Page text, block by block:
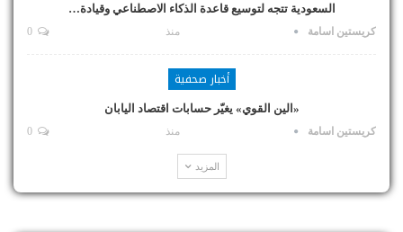
السعودية تتجه لتوسيع قاعدة الذكاء الاصطناعي وقيادة…
كريستين اسامة منذ
أخبار صحفية
«الين القوي» يغيّر حسابات اقتصاد اليابان
كريستين اسامة منذ
المزيد